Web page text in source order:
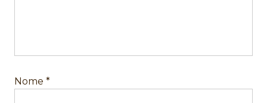
Nome *